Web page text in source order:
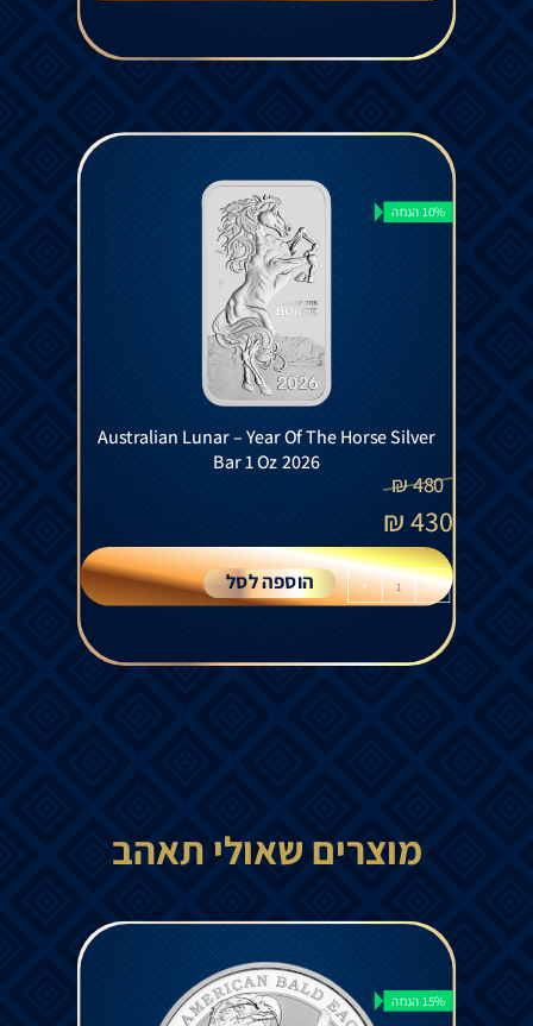
10% הנחה
Australian Lunar – Year Of The Horse Silver
Bar 1 Oz 2026
480
₪
430
₪
-
+ הוספה לסל
מוצרים שאולי תאהב
15% הנחה